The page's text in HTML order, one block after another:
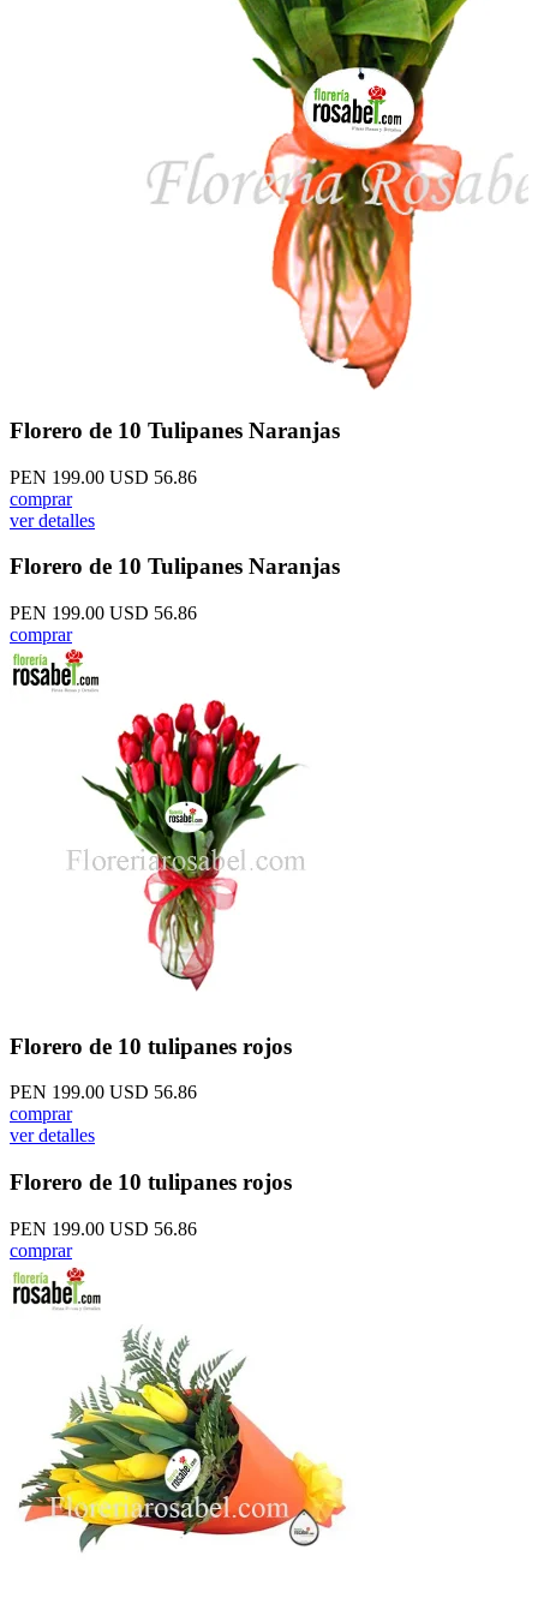
Florero de 10 Tulipanes Naranjas
PEN 199.00 USD 56.86
comprar
ver detalles
Florero de 10 Tulipanes Naranjas
PEN 199.00 USD 56.86
comprar
Florero de 10 tulipanes rojos
PEN 199.00 USD 56.86
comprar
ver detalles
Florero de 10 tulipanes rojos
PEN 199.00 USD 56.86
comprar